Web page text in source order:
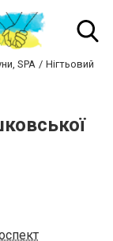
SPA
Нігтьовий